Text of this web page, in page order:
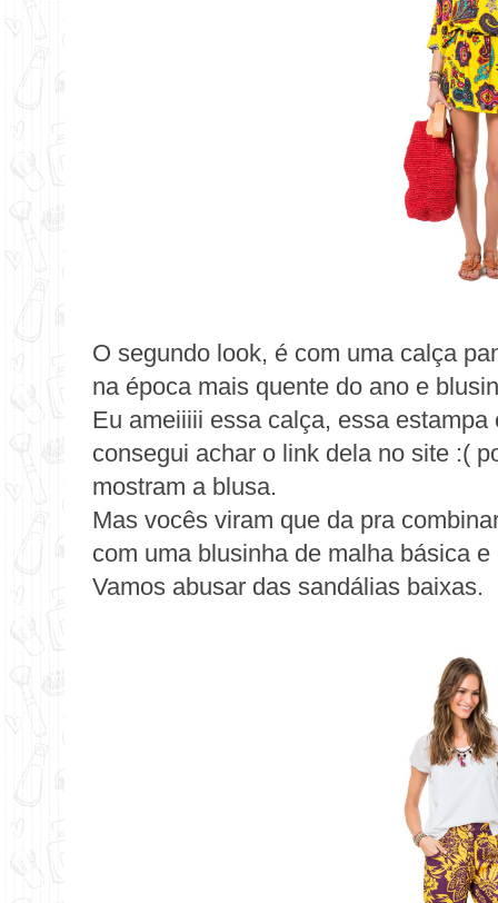
O segundo look, é com uma calça
na época mais quente do ano e
Eu ameiiiii essa calça, essa
consegui achar o link dela no site :(
mostram a blusa.
Mas vocês viram que da pra
com uma blusinha de malha básica
Vamos abusar das sandálias baixas.